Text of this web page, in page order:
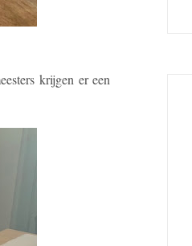
krijgen er een